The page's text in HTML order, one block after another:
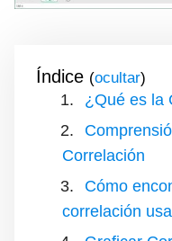
Índice ( )
¿Qué es la
Correlación
Cómo
correlación